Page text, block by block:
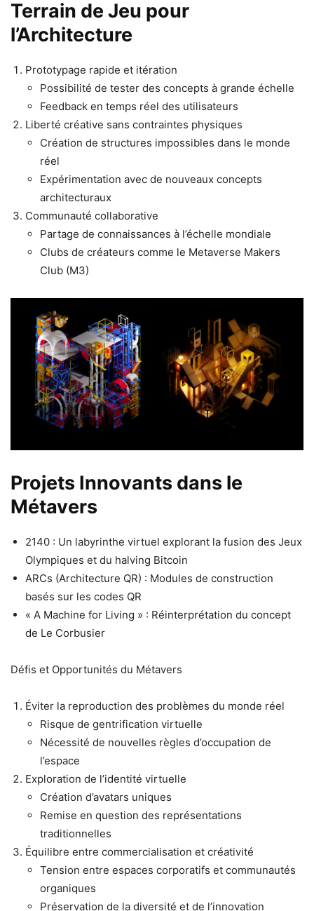
Terrain de Jeu pour
l’Architecture
Prototypage rapide et itération
Possibilité de tester des concepts à grande échelle
Feedback en temps réel des utilisateurs
Liberté créative sans contraintes physiques
Création de structures impossibles dans le monde
réel
Expérimentation avec de nouveaux concepts
architecturaux
Communauté collaborative
Partage de connaissances à l’échelle mondiale
Clubs de créateurs comme le Metaverse Makers
Club (M3)
Projets Innovants dans le
Métavers
2140 : Un labyrinthe virtuel explorant la fusion des Jeux
Olympiques et du halving Bitcoin
ARCs (Architecture QR) : Modules de construction
basés sur les codes QR
« A Machine for Living » : Réinterprétation du concept
de Le Corbusier
Défis et Opportunités du Métavers
Éviter la reproduction des problèmes du monde réel
Risque de gentrification virtuelle
Nécessité de nouvelles règles d’occupation de
l’espace
Exploration de l’identité virtuelle
Création d’avatars uniques
Remise en question des représentations
traditionnelles
Équilibre entre commercialisation et créativité
Tension entre espaces corporatifs et communautés
organiques
Préservation de la diversité et de l’innovation